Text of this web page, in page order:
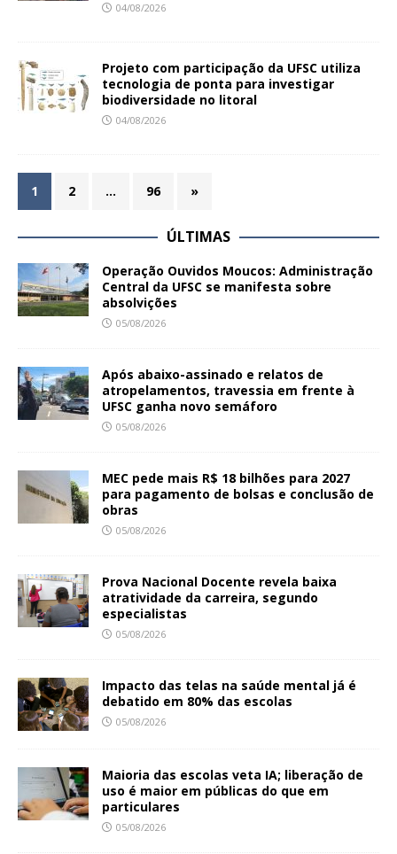
04/08/2026
Projeto com participação da UFSC utiliza
tecnologia de ponta para investigar
biodiversidade no litoral
04/08/2026
1 2 … 96 »
ÚLTIMAS
Operação Ouvidos Moucos: Administração
Central da UFSC se manifesta sobre
absolvições
05/08/2026
Após abaixo-assinado e relatos de
atropelamentos, travessia em frente à
UFSC ganha novo semáforo
05/08/2026
MEC pede mais R$ 18 bilhões para 2027
para pagamento de bolsas e conclusão de
obras
05/08/2026
Prova Nacional Docente revela baixa
atratividade da carreira, segundo
especialistas
05/08/2026
Impacto das telas na saúde mental já é
debatido em 80% das escolas
05/08/2026
Maioria das escolas veta IA; liberação de
uso é maior em públicas do que em
particulares
05/08/2026